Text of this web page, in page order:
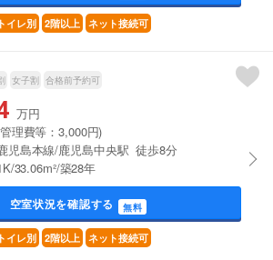
イレ別 2階以上 ネット接続可
女子割 合格前予約可
万円
理費等：3,000円)
児島本線/鹿児島中央駅 徒歩8分
33.06m²/築28年
空室状況を確認する 無料
イレ別 2階以上 ネット接続可